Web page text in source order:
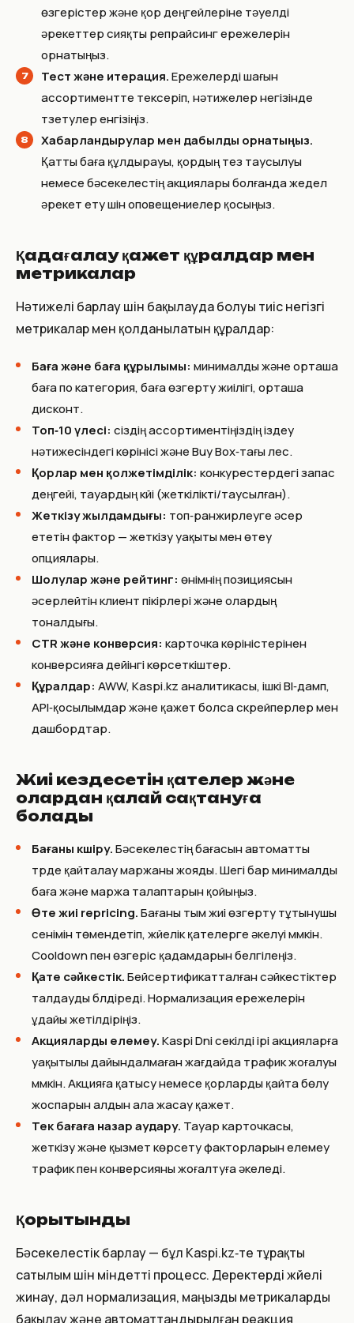
өзгерістер және қор деңгейлеріне тәуелді
әрекеттер сияқты репрайсинг ережелерін
орнатыңыз.
Тест және итерация.Ережелерді шағын
ассортиментте тексеріп, нәтижелер негізінде
түзетулер енгізіңіз.
Хабарландырулар мен дабылды орнатыңыз.
Қатты баға құлдырауы, қордың тез таусылуы
немесе бәсекелестің акциялары болғанда жедел
әрекет ету үшін оповещениелер қосыңыз.
Қадағалау қажет құралдар мен
метрикалар
Нәтижелі барлау үшін бақылауда болуы тиіс негізгі
метрикалар мен қолданылатын құралдар:
Баға және баға құрылымы: минималды және орташа
баға по категория, баға өзгерту жиілігі, орташа
дисконт.
Топ‑10 үлесі: сіздің ассортиментіңіздің іздеу
нәтижесіндегі көрінісі және Buy Box‑тағы үлес.
Қорлар мен қолжетімділік: конкурестердегі запас
деңгейі, тауардың күйі (жеткілікті/таусылған).
Жеткізу жылдамдығы: топ‑ранжирлеуге әсер
ететін фактор — жеткізу уақыты мен өтеу
опциялары.
Шолулар және рейтинг: өнімнің позициясын
әсерлейтін клиент пікірлері және олардың
тоналдығы.
CTR және конверсия: карточка көріністерінен
конверсияға дейінгі көрсеткіштер.
Құралдар: AWW, Kaspi.kz аналитикасы, ішкі BI‑дамп,
API‑қосылымдар және қажет болса скрейперлер мен
дашбордтар.
Жиі кездесетін қателер және
олардан қалай сақтануға
болады
Бағаны көшіру.Бәсекелестің бағасын автоматты
түрде қайталау маржаны жояды. Шегі бар минималды
баға және маржа талаптарын қойыңыз.
Өте жиі repricing.Бағаны тым жиі өзгерту тұтынушы
сенімін төмендетіп, жүйелік қателерге әкелуі мүмкін.
Cooldown пен өзгеріс қадамдарын белгілеңіз.
Қате сәйкестік.Бейсертификатталған сәйкестіктер
талдауды бүлдіреді. Нормализация ережелерін
ұдайы жетілдіріңіз.
Акцияларды елемеу.Kaspi Dni секілді ірі акцияларға
уақытылы дайындалмаған жағдайда трафик жоғалуы
мүмкін. Акцияға қатысу немесе қорларды қайта бөлу
жоспарын алдын ала жасау қажет.
Тек бағаға назар аудару. Тауар карточкасы,
жеткізу және қызмет көрсету факторларын елемеу
трафик пен конверсияны жоғалтуға әкеледі.
Қорытынды
Бәсекелестік барлау — бұл Kaspi.kz‑те тұрақты
сатылым үшін міндетті процесс. Деректерді жүйелі
жинау, дәл нормализация, маңызды метрикаларды
бақылау және автоматтандырылған реакция